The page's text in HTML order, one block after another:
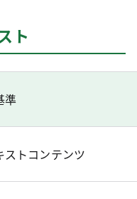
ト
準
ストコンテンツ